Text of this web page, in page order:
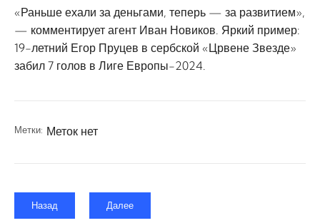
«Раньше ехали за деньгами, теперь — за развитием»,
— комментирует агент Иван Новиков. Яркий пример:
19-летний Егор Пруцев в сербской «Црвене Звезде»
забил 7 голов в Лиге Европы-2024.
Метки: Меток нет
Назад Далее